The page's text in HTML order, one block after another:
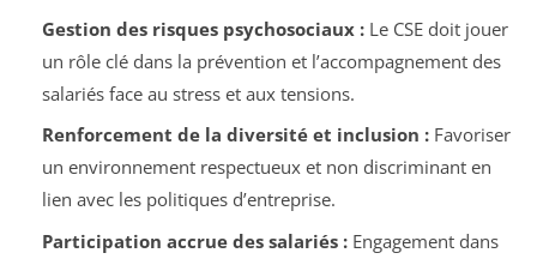
Gestion des risques psychosociaux :Le CSE doit jouer
un rôle clé dans la prévention et l’accompagnement des
salariés face au stress et aux tensions.
Renforcement de la diversité et inclusion :Favoriser
un environnement respectueux et non discriminant en
lien avec les politiques d’entreprise.
Participation accrue des salariés :Engagement dans